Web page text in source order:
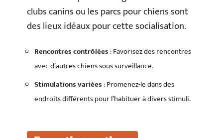
clubs canins ou les parcs pour chiens sont
des lieux idéaux pour cette socialisation.
Rencontres contrôlées: Favorisez des rencontres
avec d’autres chiens sous surveillance.
Stimulations variées: Promenez-le dans des
endroits différents pour l’habituer à divers stimuli.